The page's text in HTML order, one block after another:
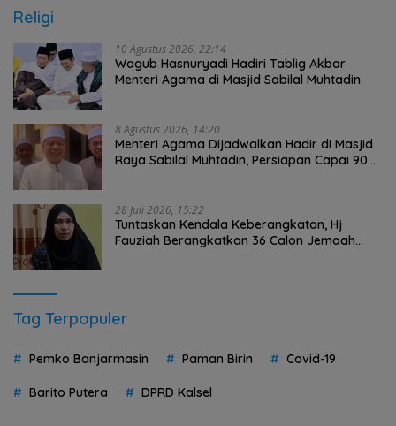
Religi
10 Agustus 2026, 22:14
Wagub Hasnuryadi Hadiri Tablig Akbar
Menteri Agama di Masjid Sabilal Muhtadin
8 Agustus 2026, 14:20
Menteri Agama Dijadwalkan Hadir di Masjid
Raya Sabilal Muhtadin, Persiapan Capai 90
28 Juli 2026, 15:22
Tuntaskan Kendala Keberangkatan, Hj
Fauziah Berangkatkan 36 Calon Jemaah
Tag Terpopuler
Pemko Banjarmasin Paman Birin Covid-19
Barito Putera DPRD Kalsel